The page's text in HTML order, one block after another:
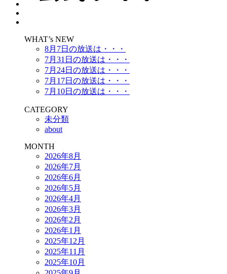
WHAT’s NEW
8月7日の放送は・・・
7月31日の放送は・・・
7月24日の放送は・・・
7月17日の放送は・・・
7月10日の放送は・・・
CATEGORY
未分類
about
MONTH
2026年8月
2026年7月
2026年6月
2026年5月
2026年4月
2026年3月
2026年2月
2026年1月
2025年12月
2025年11月
2025年10月